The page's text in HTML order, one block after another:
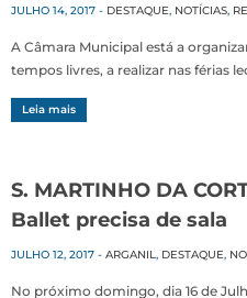
JULHO 14, 2017 - DESTAQUE, NOTÍCIAS,
A Câmara Municipal está a
tempos livres, a realizar nas férias
Leia mais
S. MARTINHO DA
Ballet precisa de sala
JULHO 12, 2017 - ARGANIL, DESTAQUE,
No próximo domingo, dia 16 de